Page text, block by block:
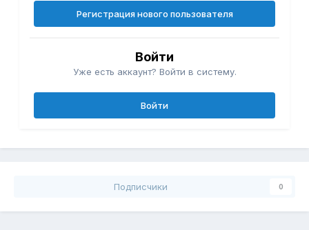
Регистрация нового пользователя
Войти
Уже есть аккаунт? Войти в систему.
Войти
Подписчики 0